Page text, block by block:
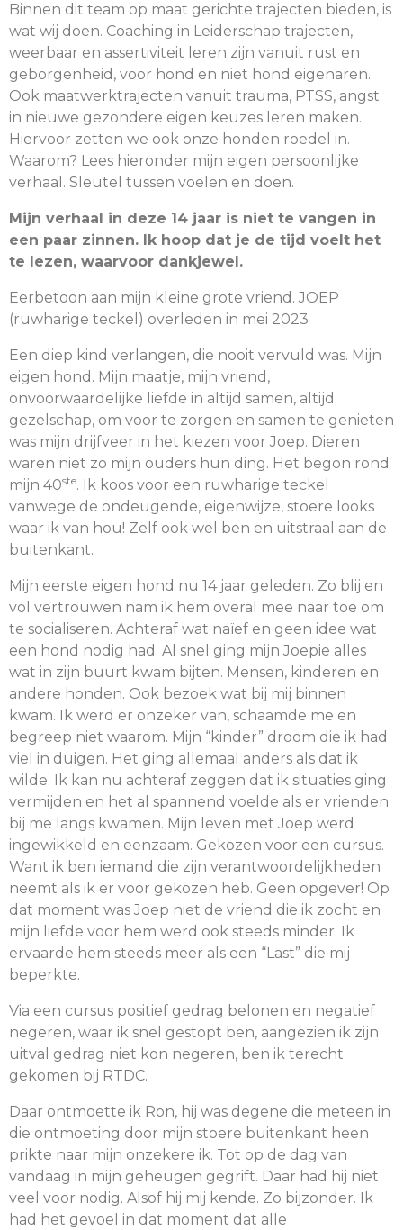
Binnen dit team op maat gerichte trajecten bieden, is
wat wij doen. Coaching in Leiderschap trajecten,
weerbaar en assertiviteit leren zijn vanuit rust en
geborgenheid, voor hond en niet hond eigenaren.
Ook maatwerktrajecten vanuit trauma, PTSS, angst
in nieuwe gezondere eigen keuzes leren maken.
Hiervoor zetten we ook onze honden roedel in.
Waarom? Lees hieronder mijn eigen persoonlijke
verhaal. Sleutel tussen voelen en doen.
Mijn verhaal in deze 14 jaar is niet te vangen in
een paar zinnen. Ik hoop dat je de tijd voelt het
te lezen, waarvoor dankjewel.
Eerbetoon aan mijn kleine grote vriend. JOEP
(ruwharige teckel) overleden in mei 2023
Een diep kind verlangen, die nooit vervuld was. Mijn
eigen hond. Mijn maatje, mijn vriend,
onvoorwaardelijke liefde in altijd samen, altijd
gezelschap, om voor te zorgen en samen te genieten
was mijn drijfveer in het kiezen voor Joep. Dieren
waren niet zo mijn ouders hun ding. Het begon rond
mijn 40ste. Ik koos voor een ruwharige teckel
vanwege de ondeugende, eigenwijze, stoere looks
waar ik van hou! Zelf ook wel ben en uitstraal aan de
buitenkant.
Mijn eerste eigen hond nu 14 jaar geleden. Zo blij en
vol vertrouwen nam ik hem overal mee naar toe om
te socialiseren. Achteraf wat naïef en geen idee wat
een hond nodig had. Al snel ging mijn Joepie alles
wat in zijn buurt kwam bijten. Mensen, kinderen en
andere honden. Ook bezoek wat bij mij binnen
kwam. Ik werd er onzeker van, schaamde me en
begreep niet waarom. Mijn “kinder” droom die ik had
viel in duigen. Het ging allemaal anders als dat ik
wilde. Ik kan nu achteraf zeggen dat ik situaties ging
vermijden en het al spannend voelde als er vrienden
bij me langs kwamen. Mijn leven met Joep werd
ingewikkeld en eenzaam. Gekozen voor een cursus.
Want ik ben iemand die zijn verantwoordelijkheden
neemt als ik er voor gekozen heb. Geen opgever! Op
dat moment was Joep niet de vriend die ik zocht en
mijn liefde voor hem werd ook steeds minder. Ik
ervaarde hem steeds meer als een “Last” die mij
beperkte.
Via een cursus positief gedrag belonen en negatief
negeren, waar ik snel gestopt ben, aangezien ik zijn
uitval gedrag niet kon negeren, ben ik terecht
gekomen bij RTDC.
Daar ontmoette ik Ron, hij was degene die meteen in
die ontmoeting door mijn stoere buitenkant heen
prikte naar mijn onzekere ik. Tot op de dag van
vandaag in mijn geheugen gegrift. Daar had hij niet
veel voor nodig. Alsof hij mij kende. Zo bijzonder. Ik
had het gevoel in dat moment dat alle